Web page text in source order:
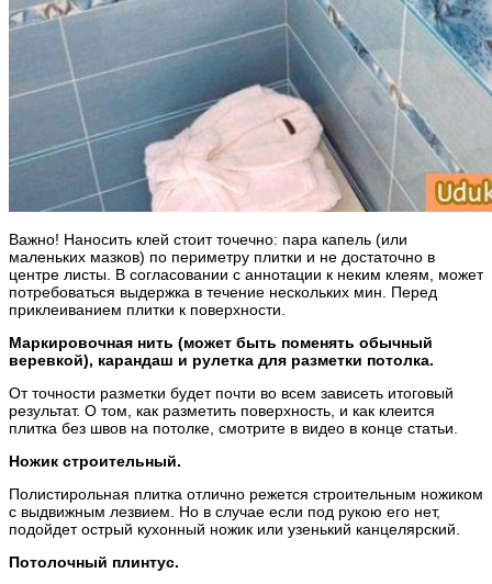
Важно! Наносить клей стоит точечно: пара капель (или
маленьких мазков) по периметру плитки и не достаточно в
центре листы. В согласовании с аннотации к неким клеям, может
потребоваться выдержка в течение нескольких мин. Перед
приклеиванием плитки к поверхности.
Маркировочная нить (может быть поменять обычный
веревкой), карандаш и рулетка для разметки потолка.
От точности разметки будет почти во всем зависеть итоговый
результат. О том, как разметить поверхность, и как клеится
плитка без швов на потолке, смотрите в видео в конце статьи.
Ножик строительный.
Полистирольная плитка отлично режется строительным ножиком
с выдвижным лезвием. Но в случае если под рукою его нет,
подойдет острый кухонный ножик или узенький канцелярский.
Потолочный плинтус.